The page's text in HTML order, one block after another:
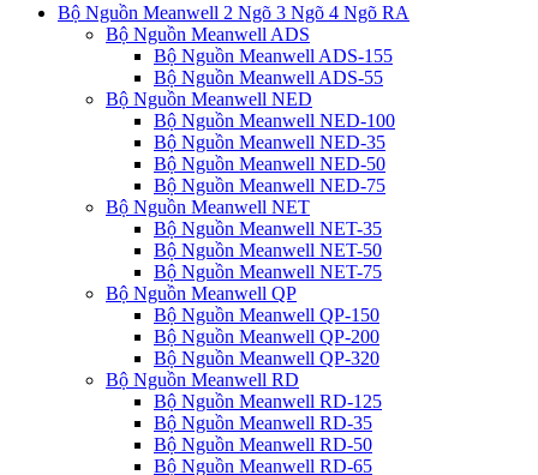
Bộ Nguồn Meanwell 2 Ngõ 3 Ngõ 4 Ngõ RA
Bộ Nguồn Meanwell ADS
Bộ Nguồn Meanwell ADS-155
Bộ Nguồn Meanwell ADS-55
Bộ Nguồn Meanwell NED
Bộ Nguồn Meanwell NED-100
Bộ Nguồn Meanwell NED-35
Bộ Nguồn Meanwell NED-50
Bộ Nguồn Meanwell NED-75
Bộ Nguồn Meanwell NET
Bộ Nguồn Meanwell NET-35
Bộ Nguồn Meanwell NET-50
Bộ Nguồn Meanwell NET-75
Bộ Nguồn Meanwell QP
Bộ Nguồn Meanwell QP-150
Bộ Nguồn Meanwell QP-200
Bộ Nguồn Meanwell QP-320
Bộ Nguồn Meanwell RD
Bộ Nguồn Meanwell RD-125
Bộ Nguồn Meanwell RD-35
Bộ Nguồn Meanwell RD-50
Bộ Nguồn Meanwell RD-65